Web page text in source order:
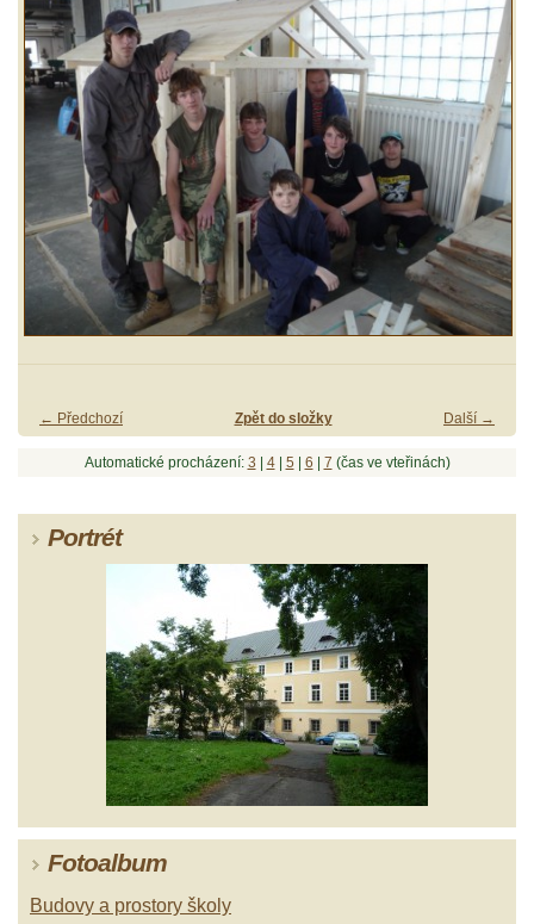
← Předchozí Další →
Zpět do složky
Automatické procházení: 3 4| 5 6 7 (čas ve vteřinách)
Portrét
Fotoalbum
Budovy a prostory školy